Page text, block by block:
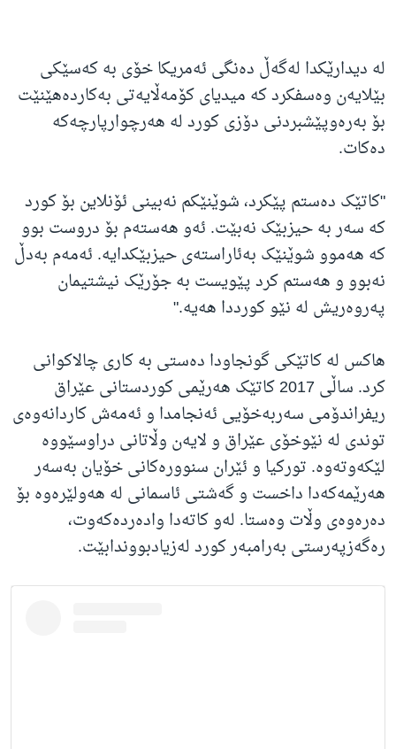
لە دیدارێکدا لەگەڵ دەنگی ئەمریکا خۆی بە کەسێکی
بێلایەن وەسفکرد کە میدیای کۆمەڵایەتی بەکاردەهێنێت
بۆ بەرەوپێشبردنی دۆزی کورد لە هەرچوارپارچەکە
دەکات.
"کاتێک دەستم پێکرد، شوێنێکم نەبینی ئۆنلاین بۆ کورد
کە سەر بە حیزبێک نەبێت. ئەو هەستەم بۆ دروست بوو
کە هەموو شوێنێک بەئاراستەی حیزبێکدایە. ئەمەم بەدڵ
نەبوو و هەستم کرد پێویست بە جۆرێک نیشتیمان
پەروەریش لە نێو کورددا هەیە."
هاکس لە کاتێکی گونجاودا دەستی بە کاری چالاکوانی
کرد. ساڵی 2017 کاتێک هەرێمی کوردستانی عێراق
ریفراندۆمی سەربەخۆیی ئەنجامدا و ئەمەش کاردانەوەی
توندی لە نێوخۆی عێراق و لایەن وڵاتانی دراوسێووە
لێکەوتەوە. تورکیا و ئێران سنوورەکانی خۆیان بەسەر
هەرێمەکەدا داخست و گەشتی ئاسمانی لە هەولێرەوە بۆ
دەرەوەی وڵات وەستا. لەو کاتەدا وادەردەکەوت،
رەگەزپەرستی بەرامبەر کورد لەزیادبووندابێت.